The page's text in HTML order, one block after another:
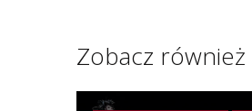
Zobacz również